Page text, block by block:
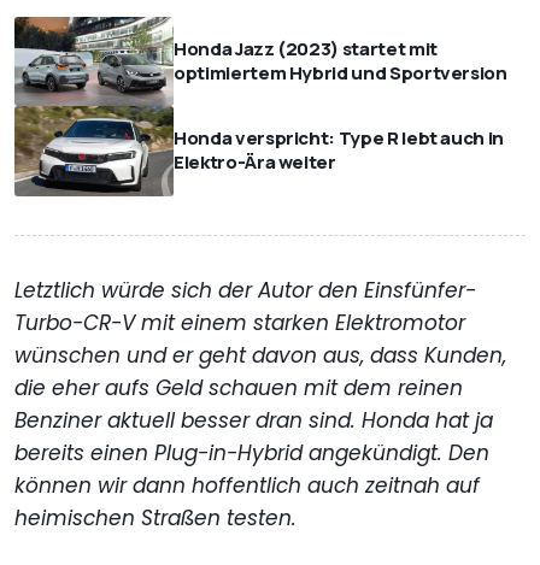
Honda Jazz (2023) startet mit
optimiertem Hybrid und Sportversion
Honda verspricht: Type R lebt auch in
Elektro-Ära weiter
Letztlich würde sich der Autor den Einsfünfer-
Turbo-CR-V mit einem starken Elektromotor
wünschen und er geht davon aus, dass Kunden,
die eher aufs Geld schauen mit dem reinen
Benziner aktuell besser dran sind. Honda hat ja
bereits einen Plug-in-Hybrid angekündigt. Den
können wir dann hoffentlich auch zeitnah auf
heimischen Straßen testen.